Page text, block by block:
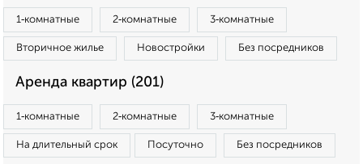
1‑комнатные 2‑комнатные 3‑комнатные
Вторичное жилье Новостройки Без посредников
Аренда квартир (201)
1‑комнатные 2‑комнатные 3‑комнатные
На длительный срок Посуточно Без посредников